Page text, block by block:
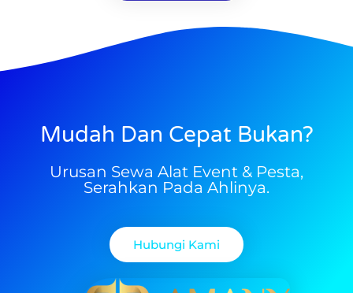
Mudah Dan Cepat Bukan?
Urusan Sewa Alat Event & Pesta,
Serahkan Pada Ahlinya.
Hubungi Kami